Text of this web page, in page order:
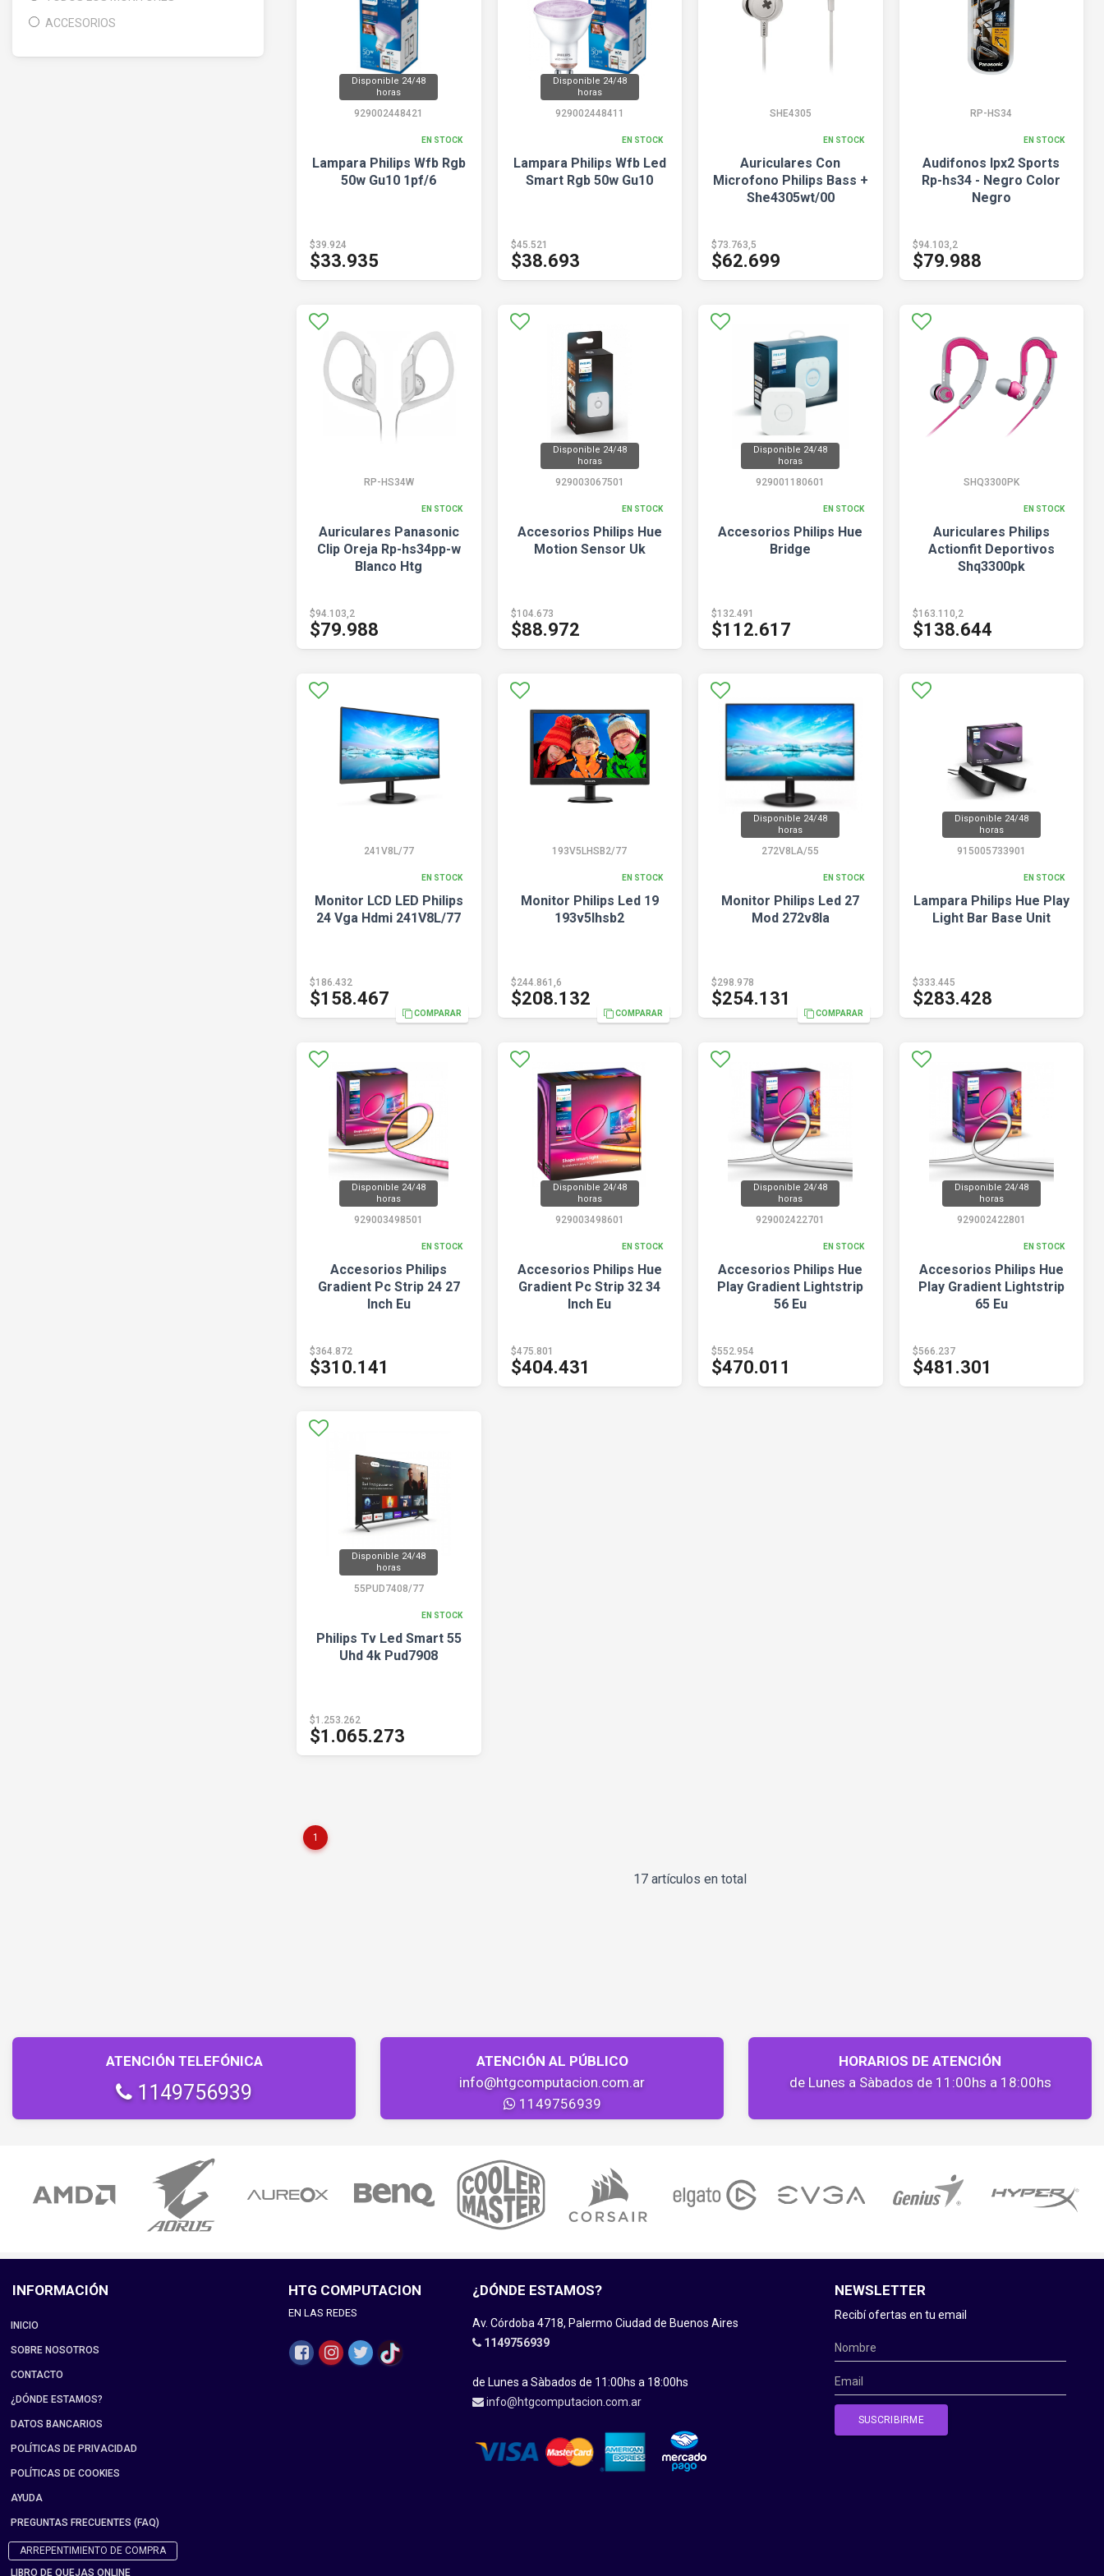
ACCESORIOS
Disponible 24/48
horas
929002448421
EN STOCK
Lampara Philips Wfb Rgb
50w Gu10 1pf/6
$39.924
$33.935
Disponible 24/48
horas
929002448411
EN STOCK
Lampara Philips Wfb Led
Smart Rgb 50w Gu10
$45.521
$38.693
SHE4305
EN STOCK
Auriculares Con
Microfono Philips Bass +
She4305wt/00
$73.763,5
$62.699
RP-HS34
EN STOCK
Audifonos Ipx2 Sports
Rp-hs34 - Negro Color
Negro
$94.103,2
$79.988
RP-HS34W
EN STOCK
Auriculares Panasonic
Clip Oreja Rp-hs34pp-w
Blanco Htg
$94.103,2
$79.988
Disponible 24/48
horas
929003067501
EN STOCK
Accesorios Philips Hue
Motion Sensor Uk
$104.673
$88.972
Disponible 24/48
horas
929001180601
EN STOCK
Accesorios Philips Hue
Bridge
$132.491
$112.617
SHQ3300PK
EN STOCK
Auriculares Philips
Actionfit Deportivos
Shq3300pk
$163.110,2
$138.644
241V8L/77
EN STOCK
Monitor LCD LED Philips
24 Vga Hdmi 241V8L/77
$186.432
$158.467
COMPARAR
193V5LHSB2/77
EN STOCK
Monitor Philips Led 19
193v5lhsb2
$244.861,6
$208.132
COMPARAR
Disponible 24/48
horas
272V8LA/55
EN STOCK
Monitor Philips Led 27
Mod 272v8la
$298.978
$254.131
COMPARAR
Disponible 24/48
horas
915005733901
EN STOCK
Lampara Philips Hue Play
Light Bar Base Unit
$333.445
$283.428
Disponible 24/48
horas
929003498501
EN STOCK
Accesorios Philips
Gradient Pc Strip 24 27
Inch Eu
$364.872
$310.141
Disponible 24/48
horas
929003498601
EN STOCK
Accesorios Philips Hue
Gradient Pc Strip 32 34
Inch Eu
$475.801
$404.431
Disponible 24/48
horas
929002422701
EN STOCK
Accesorios Philips Hue
Play Gradient Lightstrip
56 Eu
$552.954
$470.011
Disponible 24/48
horas
929002422801
EN STOCK
Accesorios Philips Hue
Play Gradient Lightstrip
65 Eu
$566.237
$481.301
Disponible 24/48
horas
55PUD7408/77
EN STOCK
Philips Tv Led Smart 55
Uhd 4k Pud7908
$1.253.262
$1.065.273
1
17 artículos en total
ATENCIÓN TELEFÓNICA
1149756939
ATENCIÓN AL PÚBLICO
info@htgcomputacion.com.ar
1149756939
HORARIOS DE ATENCIÓN
de Lunes a Sàbados de 11:00hs a 18:00hs
INFORMACIÓN
INICIO
SOBRE NOSOTROS
CONTACTO
¿DÓNDE ESTAMOS?
DATOS BANCARIOS
POLÍTICAS DE PRIVACIDAD
POLÍTICAS DE COOKIES
AYUDA
PREGUNTAS FRECUENTES (FAQ)
ARREPENTIMIENTO DE COMPRA
LIBRO DE QUEJAS ONLINE
HTG COMPUTACION
EN LAS REDES
¿DÓNDE ESTAMOS?
Av. Córdoba 4718, Palermo Ciudad de Buenos Aires
1149756939
de Lunes a Sàbados de 11:00hs a 18:00hs
info@htgcomputacion.com.ar
NEWSLETTER
Recibí ofertas en tu email